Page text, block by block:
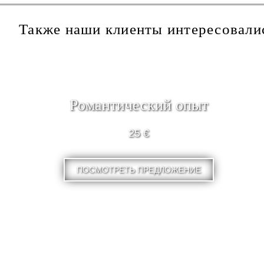
Также наши клиенты
Pомантический опыт
25 €
ПОСМОТРЕТЬ ПРЕДЛОЖЕНИЕ